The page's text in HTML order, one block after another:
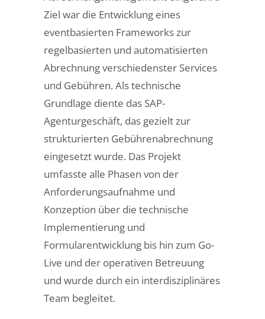
Ziel war die Entwicklung eines
eventbasierten Frameworks zur
regelbasierten und automatisierten
Abrechnung verschiedenster Services
und Gebühren. Als technische
Grundlage diente das SAP-
Agenturgeschäft, das gezielt zur
strukturierten Gebührenabrechnung
eingesetzt wurde. Das Projekt
umfasste alle Phasen von der
Anforderungsaufnahme und
Konzeption über die technische
Implementierung und
Formularentwicklung bis hin zum Go-
Live und der operativen Betreuung
und wurde durch ein interdisziplinäres
Team begleitet.